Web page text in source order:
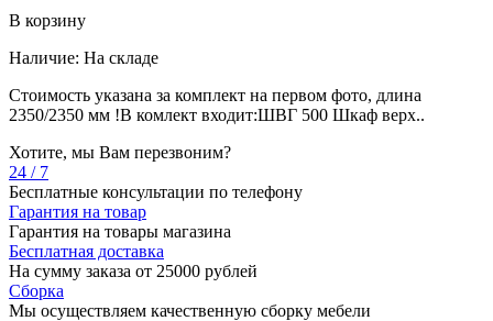
В корзину
Наличие: На складе
Стоимость указана за комплект на первом фото, длина
2350/2350 мм !В комлект входит:ШВГ 500 Шкаф верх..
Хотите, мы Вам перезвоним?
24 / 7
Бесплатные консультации по телефону
Гарантия на товар
Гарантия на товары магазина
Бесплатная доставка
На сумму заказа от 25000 рублей
Сборка
Мы осуществляем качественную сборку мебели